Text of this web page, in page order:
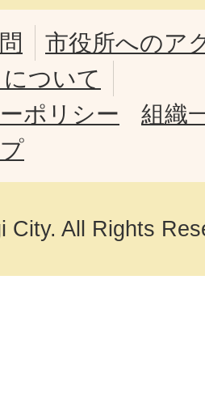
市役所へのア
ついて
ポリシー
組織
City. All Rights